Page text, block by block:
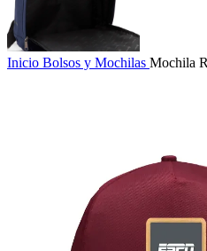
Inicio Bolsos y Mochilas Mochila